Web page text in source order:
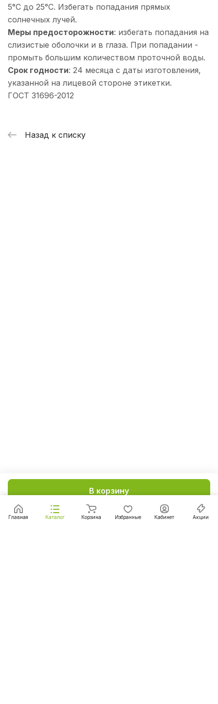
В корзину
5°С до 25°С. Избегать попадания прямых
солнечных лучей.
Меры предосторожности: избегать попадания на
слизистые оболочки и в глаза. При попадании -
промыть большим количеством проточной воды.
Срок годности: 24 месяца с даты изготовления,
указанной на лицевой стороне этикетки.
ГОСТ 31696-2012
Назад к списку
Главная Каталог Корзина Избранные Кабинет Акции